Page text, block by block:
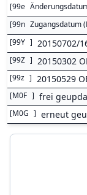
[99e
[99n Zugangsdatum
[99Y ] 20150702/
[99Z ] 20150302
[99z ] 20150529
[M0F ] frei
[M0G ] erneut